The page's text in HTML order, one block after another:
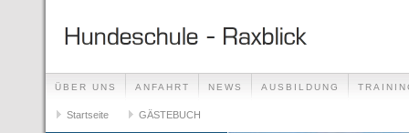
ÜBER UNS ANFAHRT NEWS AUSBILDUNG
GÄSTEBUCH LINKS
Startseite GÄSTEBUCH